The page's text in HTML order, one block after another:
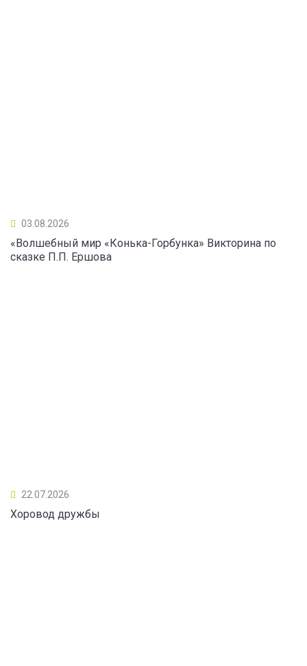
03.08.2026
«Волшебный мир «Конька-Горбунка» Викторина по
сказке П.П. Ершова
22.07.2026
Хоровод дружбы